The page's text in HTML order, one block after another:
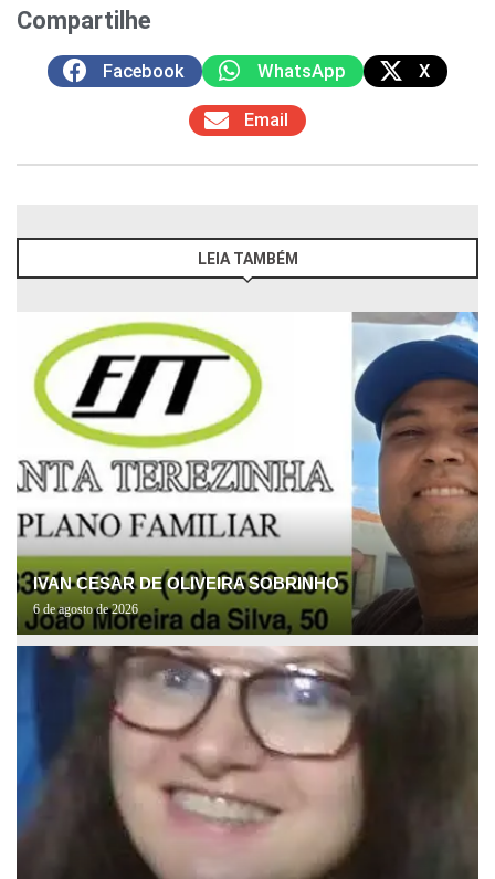
Compartilhe
Facebook WhatsApp X
Email
LEIA TAMBÉM
IVAN CESAR DE OLIVEIRA SOBRINHO
6 de agosto de 2026